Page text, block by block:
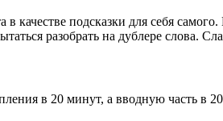
качестве подсказки для себя
разобрать на дублере слова.
в 20 минут, а вводную часть в